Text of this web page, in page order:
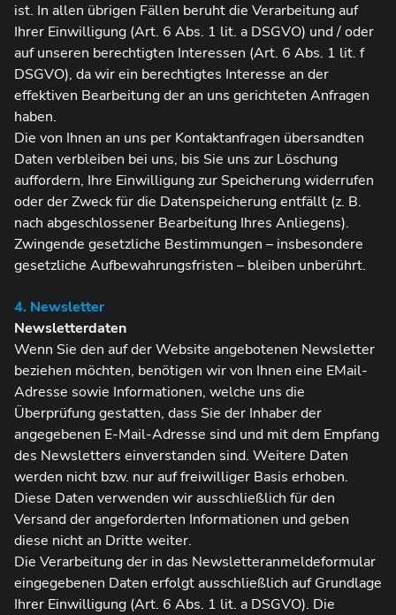
ist. In allen übrigen Fällen beruht die Verarbeitung auf
Ihrer Einwilligung (Art. 6 Abs. 1 lit. a DSGVO) und / oder
auf unseren berechtigten Interessen (Art. 6 Abs. 1 lit. f
DSGVO), da wir ein berechtigtes Interesse an der
effektiven Bearbeitung der an uns gerichteten Anfragen
haben.
Die von Ihnen an uns per Kontaktanfragen übersandten
Daten verbleiben bei uns, bis Sie uns zur Löschung
auffordern, Ihre Einwilligung zur Speicherung widerrufen
oder der Zweck für die Datenspeicherung entfällt (z. B.
nach abgeschlossener Bearbeitung Ihres Anliegens).
Zwingende gesetzliche Bestimmungen – insbesondere
gesetzliche Aufbewahrungsfristen – bleiben unberührt.
4. Newsletter
Newsletterdaten
Wenn Sie den auf der Website angebotenen Newsletter
beziehen möchten, benötigen wir von Ihnen eine EMail-
Adresse sowie Informationen, welche uns die
Überprüfung gestatten, dass Sie der Inhaber der
angegebenen E-Mail-Adresse sind und mit dem Empfang
des Newsletters einverstanden sind. Weitere Daten
werden nicht bzw. nur auf freiwilliger Basis erhoben.
Diese Daten verwenden wir ausschließlich für den
Versand der angeforderten Informationen und geben
diese nicht an Dritte weiter.
Die Verarbeitung der in das Newsletteranmeldeformular
eingegebenen Daten erfolgt ausschließlich auf Grundlage
Ihrer Einwilligung (Art. 6 Abs. 1 lit. a DSGVO). Die